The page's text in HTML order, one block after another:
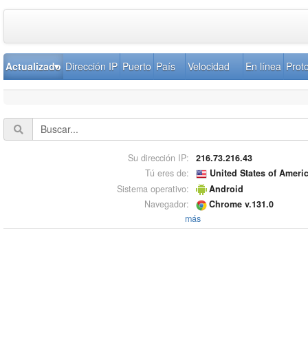
Actualizado Dirección IP Puerto País Velocidad En línea
Su dirección IP:
216.73.216.43
Tú eres de:
United States of
Sistema operativo:
Android
Navegador:
Chrome v.131.0
más